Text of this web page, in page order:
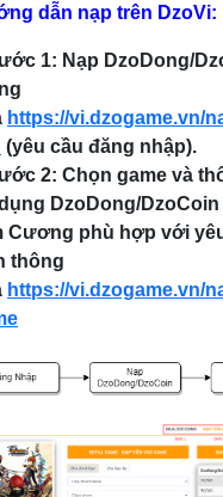
dẫn nạp trên DzoVi:
1: Nạp DzoDong/
https://vi.dzogame.vn/
(yêu cầu đăng nhập).
2: Chọn game và
DzoDong/DzoCoin
Cương phù hợp với
thông
https://vi.dzogame.vn/